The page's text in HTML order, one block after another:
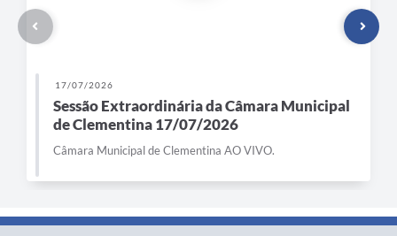
17/07/2026
Sessão Extraordinária da Câmara Municipal
de Clementina 17/07/2026
Câmara Municipal de Clementina AO VIVO.